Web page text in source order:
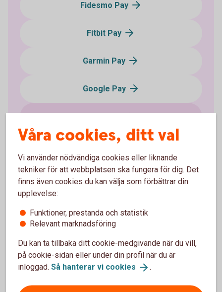
Fidesmo Pay
Fitbit Pay
Garmin Pay
Google Pay
Sparbanken plånbok
Samsung Pay
Xiaomi Pay
Tapster
Våra cookies, ditt val
Vi använder nödvändiga cookies eller liknande
tekniker för att webbplatsen ska fungera för dig. Det
finns även cookies du kan välja som förbättrar din
upplevelse:
Funktioner, prestanda och statistik
Relevant marknadsföring
Du kan ta tillbaka ditt cookie-medgivande när du vill,
på cookie-sidan eller under din profil när du är
inloggad. Så hanterar vi cookies .